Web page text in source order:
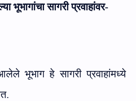
भूभागांचा सागरी प्रवाहांवर-
भूभाग हे सागरी प्रवाहांमध्ये